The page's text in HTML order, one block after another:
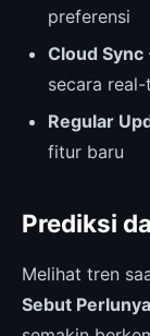
preferensi
Cloud Sync
secara
Regular
fitur baru
Prediksi
Melihat tren
Sebut